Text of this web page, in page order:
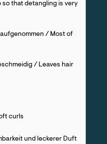
that detangling is very
/ Most of
/ Leaves hair
curls
und leckerer Duft